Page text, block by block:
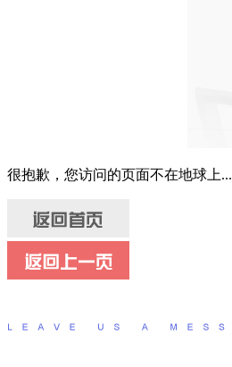
很抱歉，您访问的页面不在地球上...